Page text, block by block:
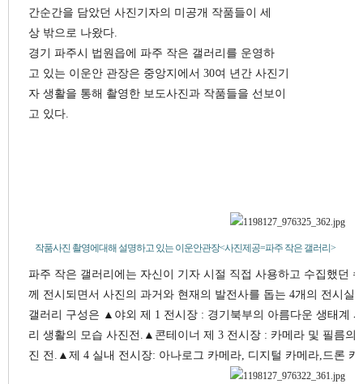
간순간을 담았던 사진기자의 미공개 작품들이 세
상 밖으로 나왔다.
경기 파주시 법원읍에 파주 작은 갤러리를 운영하
고 있는 이운안 관장은 중앙지에서 30여 년간 사진기
자 생활을 통해 촬영한 보도사진과 작품들을 선보이
고 있다.
작품사진 촬영에대해 설명하고 있는 이운안관장<사진제공=파주 작은 갤러리>
파주 작은 갤러리에는 자신이 기자 시절 직접 사용하고 수집했던
께 전시되면서 사진의 과거와 현재의 발전사를 돕는 4개의 전시실
갤러리 구성은 ▲야외 제 1 전시장 : 경기북부의 아름다운 생태계
리 생활의 모습 사진전.▲콘테이너 제 3 전시장 : 카메라 및 필름의
진 전.▲제 4 실내 전시장: 아나로그 카메라, 디지털 카메라,드론